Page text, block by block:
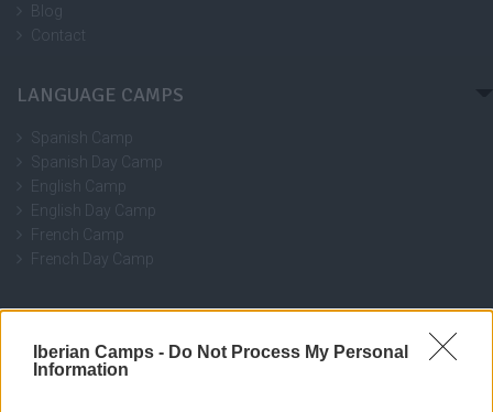
Iberian Camps - Do Not Process My Personal
Information
Blog
Contact
LANGUAGE CAMPS
Spanish Camp
Spanish Day Camp
English Camp
English Day Camp
French Camp
French Day Camp
SPORTS CAMP
Tennis Camp “Ferrero Stage”